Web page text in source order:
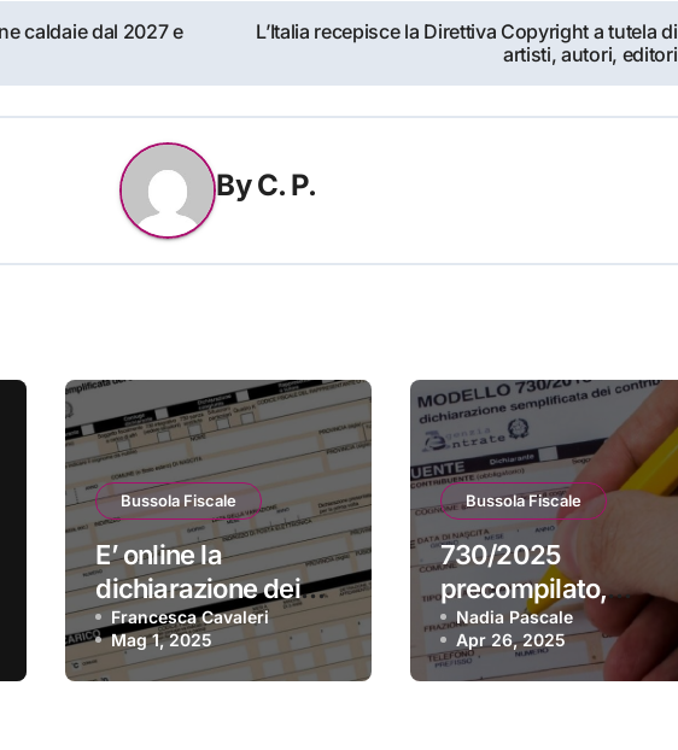
caldaie dal 2027 e
L’Italia recepisce la Direttiva Copyright a tutela di
artisti, autori, editori
ByC. P.
Bussola Fiscale
E’ online la
dichiarazione dei
redditi 2025, la
precompilata è già
disponibile
Francesca Cavaleri
Mag 1, 2025
Bussola Fiscale
730/2025
precompilato,
novità 2025 e
modello disponibile
dal 30 aprile
Nadia Pascale
Apr 26, 2025